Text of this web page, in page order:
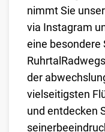
nimmt Sie
via Instagram
eine besondere
der
vielseitigsten
und entdecken
seiner